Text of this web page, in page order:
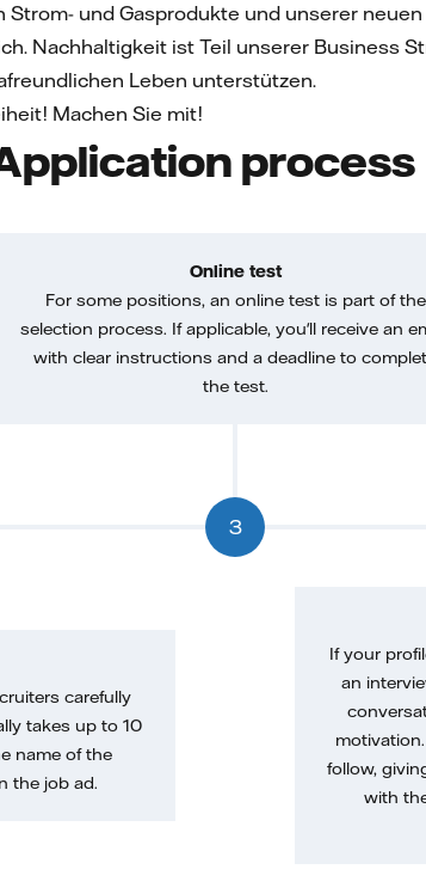
und Gasprodukte und unserer
Nachhaltigkeit ist Teil unserer Business
Leben unterstützen.
Machen Sie mit!
process
carefully
takes up to 10
name of the
the job ad.
3
Online test
For some positions, an online test is part of the
selection process. If applicable, you'll receive an
with clear instructions and a deadline to
the test.
If your
an
follow,
with